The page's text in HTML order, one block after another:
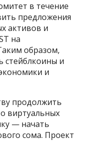
в течение
предложения
активов и
на
образом,
стейблкоины и
и
продолжить
виртуальных
— начать
сома. Проект